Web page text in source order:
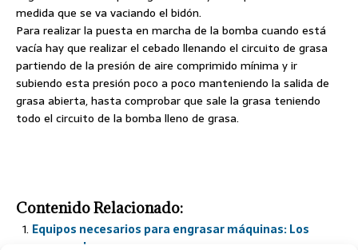
medida que se va vaciando el bidón.
Para realizar la puesta en marcha de la bomba cuando está
vacía hay que realizar el cebado llenando el circuito de grasa
partiendo de la presión de aire comprimido mínima y ir
subiendo esta presión poco a poco manteniendo la salida de
grasa abierta, hasta comprobar que sale la grasa teniendo
todo el circuito de la bomba lleno de grasa.
Contenido Relacionado:
Equipos necesarios para engrasar máquinas: Los